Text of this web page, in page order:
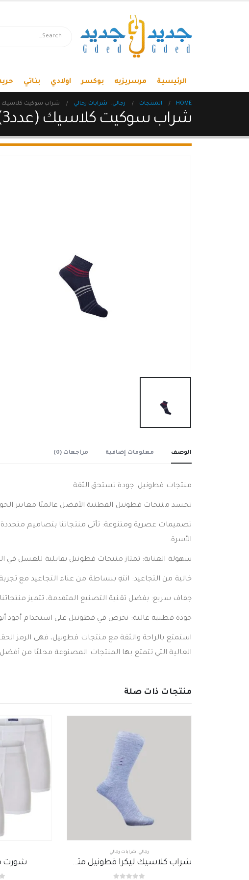
الرئيسية مرسريزيه بوكسر اولادي بناتي
HOME المنتجات رجالي, شرابات رجالي شراب سوكيت كلاسيك
شراب سوكيت كلاسيك (عدد3) 17
الوصف معلومات إضافية مراجعات (0)
منتجات قطونيل: جودة تستحق الثقة
تجسد منتجات قطونيل القطنية الأفضل عالميًا معايير الجودة
تصميمات عصرية ومتنوعة: تأتي منتجاتنا بتصاميم متجددة
الأسرة.
سهولة العناية: تمتاز منتجات قطونيل بقابلية للغسل في
خالية من التجاعيد: انتهِ ببساطة من عناء التجاعيد مع
جفاف سريع: بفضل تقنية التصنيع المتقدمة، تتميز
جودة قطنية عالية: نحرص في قطونيل على استخدام أجود
استمتع بالراحة والثقة مع منتجات قطونيل، فهي الرمز
العالية التي تتمتع بها المنتجات المصنوعة محليًا من
منتجات ذات صلة
رجالي, شرابات رجالي
شراب كلاسيك ليكرا قطونيل متعدد الألوان شورت